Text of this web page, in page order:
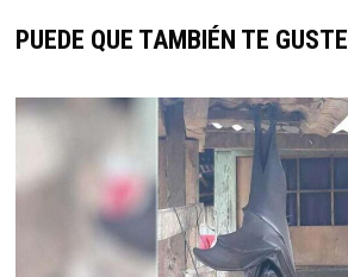
PUEDE QUE TAMBIÉN TE GUSTE